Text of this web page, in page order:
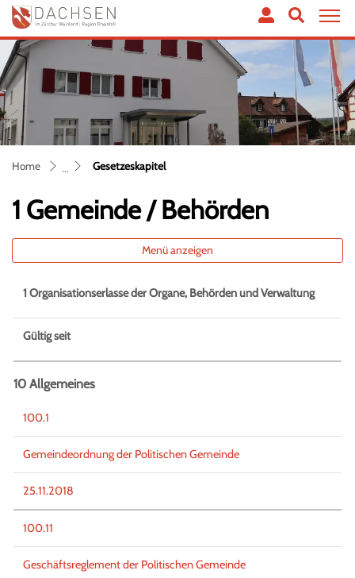
zur Startseite
Direkt zur Hauptnavigation
Direkt zum Inhalt
Direkt zur Suche
Direkt zum Stichwortverzeichnis
Dachsen
Home Gesetzeskapitel(ausgewählt)
1 Gemeinde / Behörden
Menü anzeigen
1 Organisationserlasse der Organe, Behörden und Verwaltung
Gültig seit
10 Allgemeines
100.1
Gemeindeordnung der Politischen Gemeinde
25.11.2018
100.11
Geschäftsreglement der Politischen Gemeinde